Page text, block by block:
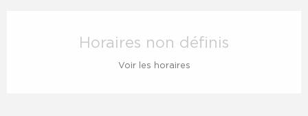
Horaires non définis
Voir les horaires